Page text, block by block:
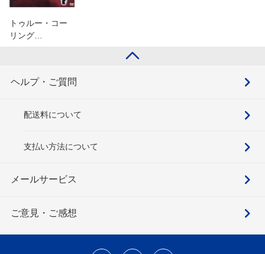
トゥルー・コー
リング…
ヘルプ・ご質問
配送料について
支払い方法について
メールサービス
ご意見・ご感想